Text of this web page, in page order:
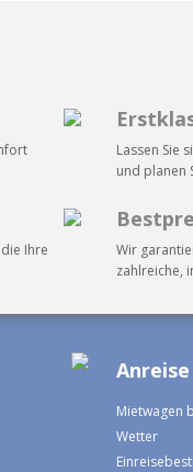
Lassen Sie
und planen
Ihre
Wir
zahlreiche,
Mietwagen
Wetter